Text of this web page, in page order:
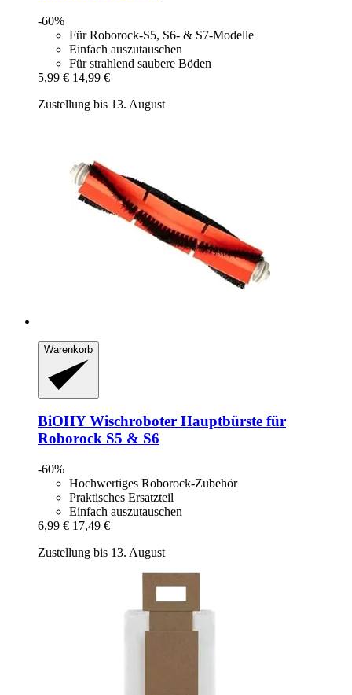
-60%
Für Roborock-S5, S6- & S7-Modelle
Einfach auszutauschen
Für strahlend saubere Böden
5,99 € 14,99 €
Zustellung bis 13. August
Warenkorb
BiOHYWischroboter Hauptbürste für
Roborock S5 & S6
-60%
Hochwertiges Roborock-Zubehör
Praktisches Ersatzteil
Einfach auszutauschen
6,99 € 17,49 €
Zustellung bis 13. August